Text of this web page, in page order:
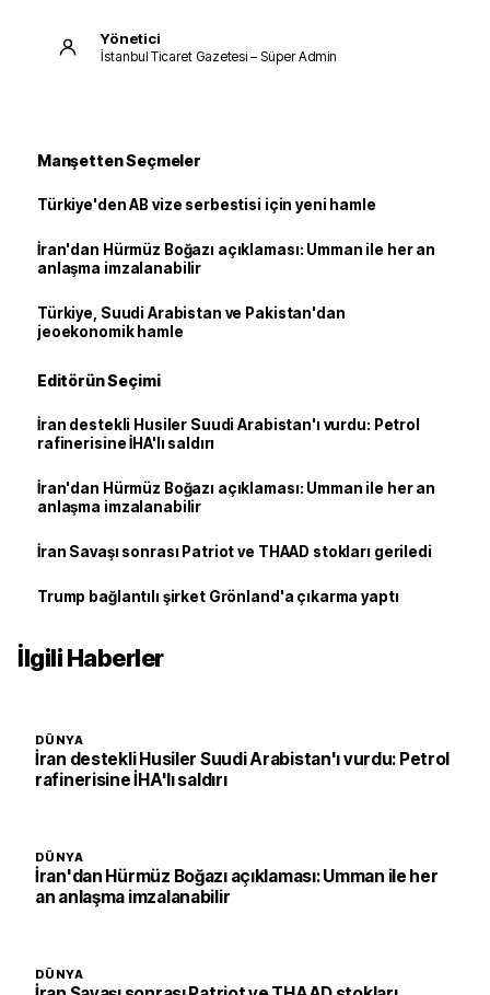
Yönetici
İstanbul Ticaret Gazetesi – Süper Admin
Manşetten Seçmeler
Türkiye'den AB vize serbestisi için yeni hamle
İran'dan Hürmüz Boğazı açıklaması: Umman ile her an
anlaşma imzalanabilir
Türkiye, Suudi Arabistan ve Pakistan'dan
jeoekonomik hamle
Editörün Seçimi
İran destekli Husiler Suudi Arabistan'ı vurdu: Petrol
rafinerisine İHA'lı saldırı
İran'dan Hürmüz Boğazı açıklaması: Umman ile her an
anlaşma imzalanabilir
İran Savaşı sonrası Patriot ve THAAD stokları geriledi
Trump bağlantılı şirket Grönland'a çıkarma yaptı
İlgili Haberler
DÜNYA
İran destekli Husiler Suudi Arabistan'ı vurdu: Petrol
rafinerisine İHA'lı saldırı
DÜNYA
İran'dan Hürmüz Boğazı açıklaması: Umman ile her
an anlaşma imzalanabilir
DÜNYA